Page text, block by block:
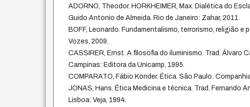
ADORNO, Theodor. HORKHEIMER, Max. Dialética do
Guido Antonio de Almeida. Rio de Janeiro: Zahar, 2011.
BOFF, Leonardo. Fundamentalismo, terrorismo, religião e
Vozes, 2009.
CASSIRER, Ernst. A filosofia do iluminismo. Trad. Álvaro
Campinas: Editora da Unicamp, 1995.
COMPARATO, Fábio Konder. Ética. São Paulo:
JONAS, Hans. Ética Medicina e técnica. Trad. Fernando
Lisboa: Veja, 1994.